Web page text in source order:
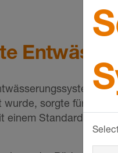
sorgte für einen
Standardablauf